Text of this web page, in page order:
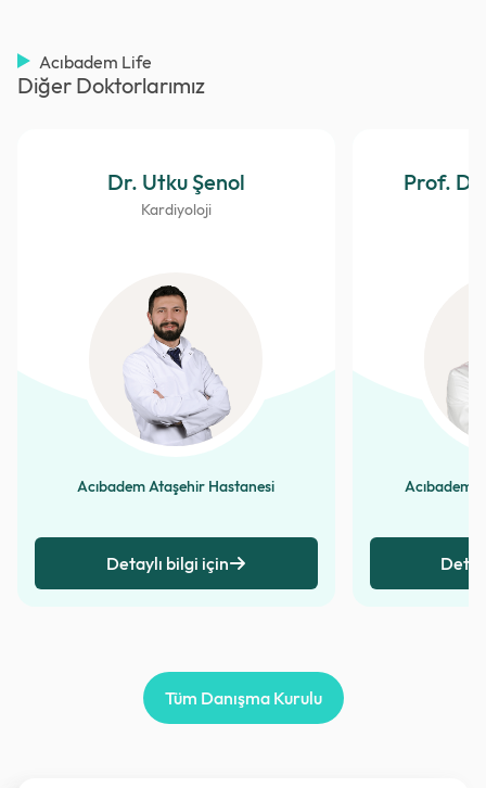
Acıbadem Life
Diğer Doktorlarımız
Dr. Utku Şenol
Kardiyoloji
Acıbadem Ataşehir Hastanesi
Detaylı bilgi için
Prof.
Acıbadem
Tüm Danışma Kurulu